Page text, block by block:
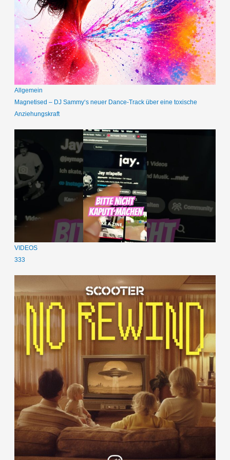
Allgemein
Magnetised – DJ Sammy‘s neuer Dance-Track über eine toxische
Anziehungskraft
VIDEOS
333